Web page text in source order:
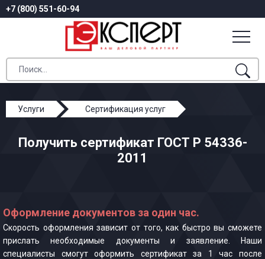
+7 (800) 551-60-94
Услуги
Сертификация услуг
Получить сертификат ГОСТ Р 54336-
2011
Оформление документов за один час.
Скорость оформления зависит от того, как быстро вы сможете
прислать необходимые документы и заявление. Наши
специалисты смогут оформить сертификат за 1 час после